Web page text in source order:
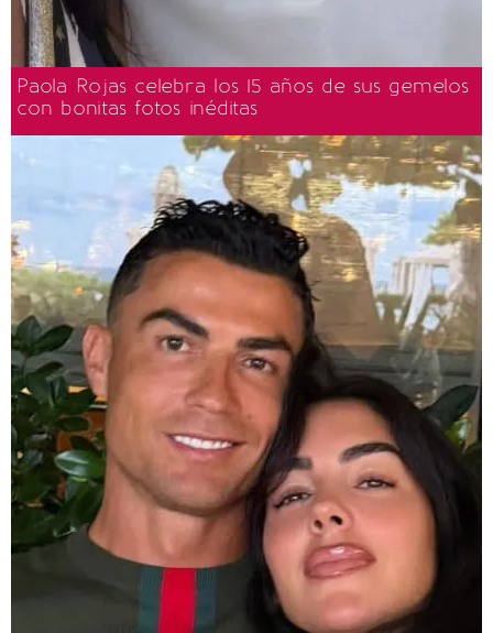
Paola Rojas celebra los 15 años de sus gemelos
con bonitas fotos inéditas